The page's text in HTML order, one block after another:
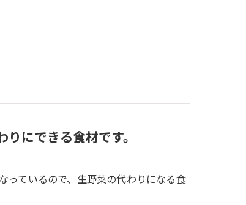
にできる食材です。
っているので、生野菜の代わりになる食